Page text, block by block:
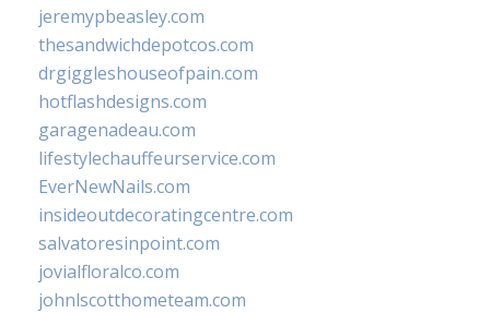
jeremypbeasley.com
thesandwichdepotcos.com
drgiggleshouseofpain.com
hotflashdesigns.com
garagenadeau.com
lifestylechauffeurservice.com
EverNewNails.com
insideoutdecoratingcentre.com
salvatoresinpoint.com
jovialfloralco.com
johnlscotthometeam.com